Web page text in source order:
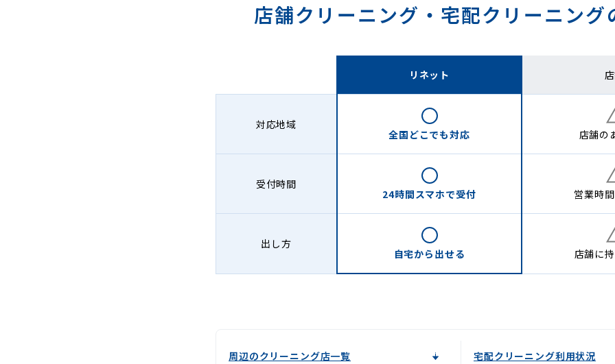
店舗クリーニング・ 宅配クリーニング
リネット
対応地域
全国どこでも対応 店舗の
受付時間
24時間スマホで受付 営業時
出し方
自宅から 出せる 店舗に
周辺のクリーニング店一覧 宅配クリーニング利用状況